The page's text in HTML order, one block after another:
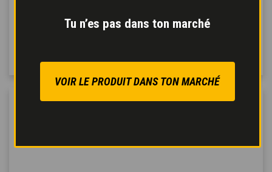
Tu n’es pas dans ton marché
VOIR LE PRODUIT DANS TON MARCHÉ
latérale, verticale, arrière